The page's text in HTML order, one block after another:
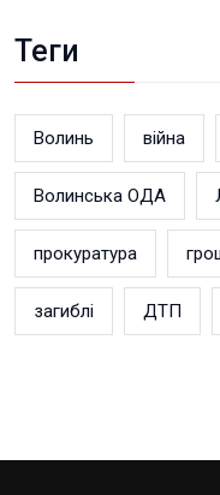
Теги
Волинь війна
Волинська ОДА
прокуратура
загиблі ДТП